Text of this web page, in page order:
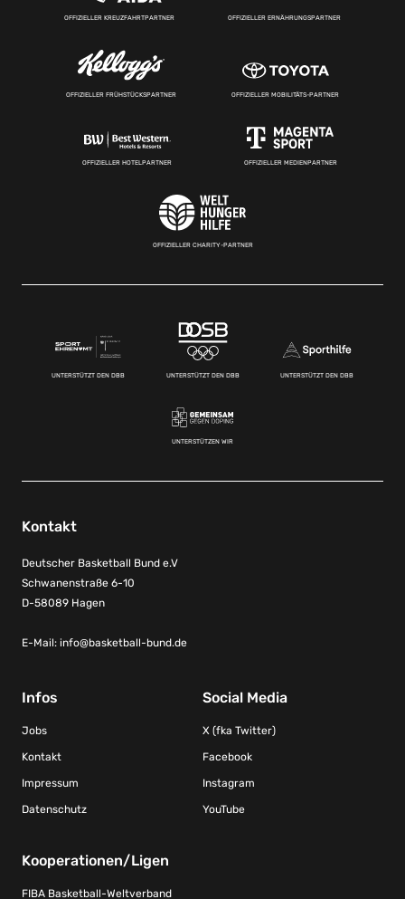
OFFIZIELLER KREUZFAHRTPARTNER OFFIZIELLER ERNÄHRUNGSPARTNER
OFFIZIELLER FRÜHSTÜCKSPARTNER OFFIZIELLER MOBILITÄTS-PARTNER
OFFIZIELLER HOTELPARTNER OFFIZIELLER MEDIENPARTNER
OFFIZIELLER CHARITY-PARTNER
UNTERSTÜTZT DEN DBB UNTERSTÜTZT DEN DBB UNTERSTÜTZT DEN DBB
UNTERSTÜTZEN WIR
Kontakt
Deutscher Basketball Bund e.V
Schwanenstraße 6-10
D-58089 Hagen
E-Mail: info@basketball-bund.de
Infos
Jobs
Kontakt
Impressum
Datenschutz
Social Media
X (fka Twitter)
Facebook
Instagram
YouTube
Kooperationen/Ligen
FIBA Basketball-Weltverband